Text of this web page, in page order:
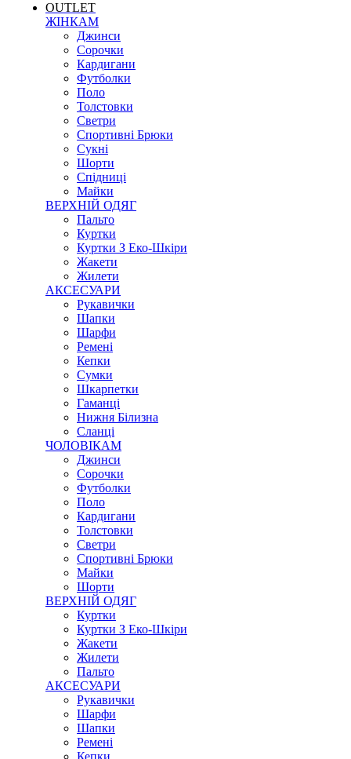
OUTLET
ЖІНКАМ
Джинси
Сорочки
Кардигани
Футболки
Поло
Толстовки
Светри
Спортивні Брюки
Сукні
Шорти
Спідниці
Майки
ВЕРХНІЙ ОДЯГ
Пальто
Куртки
Куртки З Еко-Шкіри
Жакети
Жилети
АКСЕСУАРИ
Рукавички
Шапки
Шарфи
Ремені
Кепки
Сумки
Шкарпетки
Гаманці
Нижня Білизна
Сланці
ЧОЛОВІКАМ
Джинси
Сорочки
Футболки
Поло
Кардигани
Толстовки
Светри
Спортивні Брюки
Майки
Шорти
ВЕРХНІЙ ОДЯГ
Куртки
Куртки З Еко-Шкіри
Жакети
Жилети
Пальто
АКСЕСУАРИ
Рукавички
Шарфи
Шапки
Ремені
Кепки